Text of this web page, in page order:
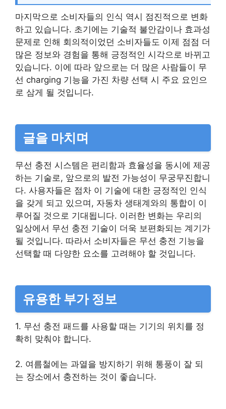
마지막으로 소비자들의 인식 역시 점진적으로 변화
하고 있습니다. 초기에는 기술적 불안감이나 효과성
문제로 인해 회의적이었던 소비자들도 이제 점점 더
많은 정보와 경험을 통해 긍정적인 시각으로 바뀌고
있습니다. 이에 따라 앞으로는 더 많은 사람들이 무
선 charging 기능을 가진 차량 선택 시 주요 요인으
로 삼게 될 것입니다.
글을 마치며
무선 충전 시스템은 편리함과 효율성을 동시에 제공
하는 기술로, 앞으로의 발전 가능성이 무궁무진합니
다. 사용자들은 점차 이 기술에 대한 긍정적인 인식
을 갖게 되고 있으며, 자동차 생태계와의 통합이 이
루어질 것으로 기대됩니다. 이러한 변화는 우리의
일상에서 무선 충전 기술이 더욱 보편화되는 계기가
될 것입니다. 따라서 소비자들은 무선 충전 기능을
선택할 때 다양한 요소를 고려해야 할 것입니다.
유용한 부가 정보
1. 무선 충전 패드를 사용할 때는 기기의 위치를 정
확히 맞춰야 합니다.
2. 여름철에는 과열을 방지하기 위해 통풍이 잘 되
는 장소에서 충전하는 것이 좋습니다.